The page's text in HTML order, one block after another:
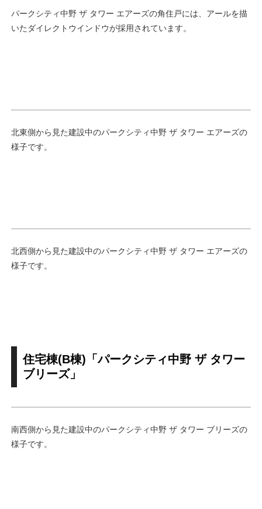
パークシティ中野 ザ タワー エアーズの角住戸には、アールを描
いたダイレクトウインドウが採用されています。
北東側から見た建設中のパークシティ中野 ザ タワー エアーズの
様子です。
北西側から見た建設中のパークシティ中野 ザ タワー エアーズの
様子です。
住宅棟(B棟)「パークシティ中野 ザ タワー
ブリーズ」
南西側から見た建設中のパークシティ中野 ザ タワー ブリーズの
様子です。